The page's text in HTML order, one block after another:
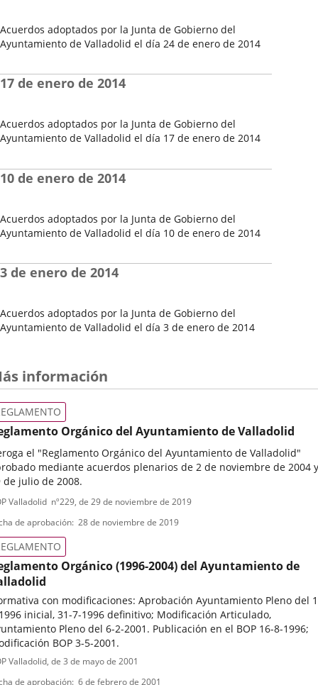
Acuerdos adoptados por la Junta de Gobierno del
Ayuntamiento de Valladolid el día 24 de enero de 2014
del
Pleno
Acuerdos adoptados por la Junta de Gobierno del
Ayuntamiento de Valladolid el día 17 de enero de 2014
del
Pleno
17 de enero de 2014
Acuerdos adoptados por la Junta de Gobierno del
Ayuntamiento de Valladolid el día 10 de enero de 2014
del
Pleno
10 de enero de 2014
Acuerdos adoptados por la Junta de Gobierno del
Ayuntamiento de Valladolid el día 3 de enero de 2014
Pleno
3 de enero de 2014
información
Orgánico del Ayuntamiento de Valladolid
el "Reglamento Orgánico del Ayuntamiento de Valladolid"
mediante acuerdos plenarios de 2 de noviembre de 2004 y
de julio de 2008.
Valladolid nº229, de 29 de noviembre de 2019
de aprobación 28 de noviembre de 2019
Orgánico (1996-2004) del Ayuntamiento de
con modificaciones: Aprobación Ayuntamiento Pleno del
inicial, 31-7-1996 definitivo; Modificación Articulado,
Pleno del 6-2-2001. Publicación en el BOP 16-8-1996;
BOP 3-5-2001.
Valladolid, de 3 de mayo de 2001
de aprobación 6 de febrero de 2001